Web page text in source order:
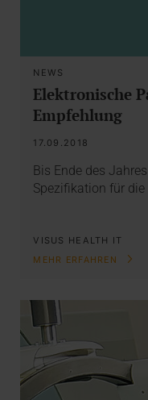
NEWS
Elektronische
Empfehlung
17.09.2018
Bis Ende des
Spezifikation für die
VISUS HEALTH IT
MEHR ERFAHREN